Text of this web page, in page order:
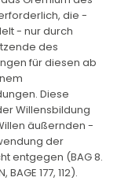
die -
- nur durch
des
für diesen ab
Diese
Willensbildung
äußernden -
der
entgegen (BAG 8.
177, 112).